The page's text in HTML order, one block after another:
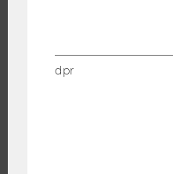
ÜBER DIE WU
dpr